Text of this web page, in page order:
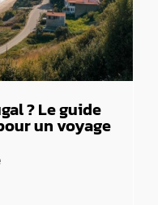
? Le guide
un voyage